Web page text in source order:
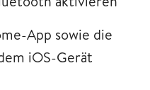
App sowie die
iOS-Gerät